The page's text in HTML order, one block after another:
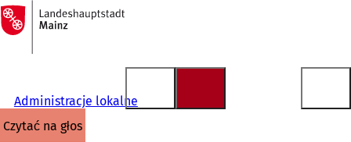
Przejdź do treści
Do
strony
głównej
Administracje lokalne
czytać na głos